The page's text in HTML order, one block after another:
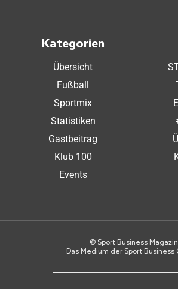
Kategorien
Übersicht
Fußball
Sportmix
Statistiken
Gastbeitrag
Klub 100
Events
© Sport Business Magazin
Das Medium der Sport Business